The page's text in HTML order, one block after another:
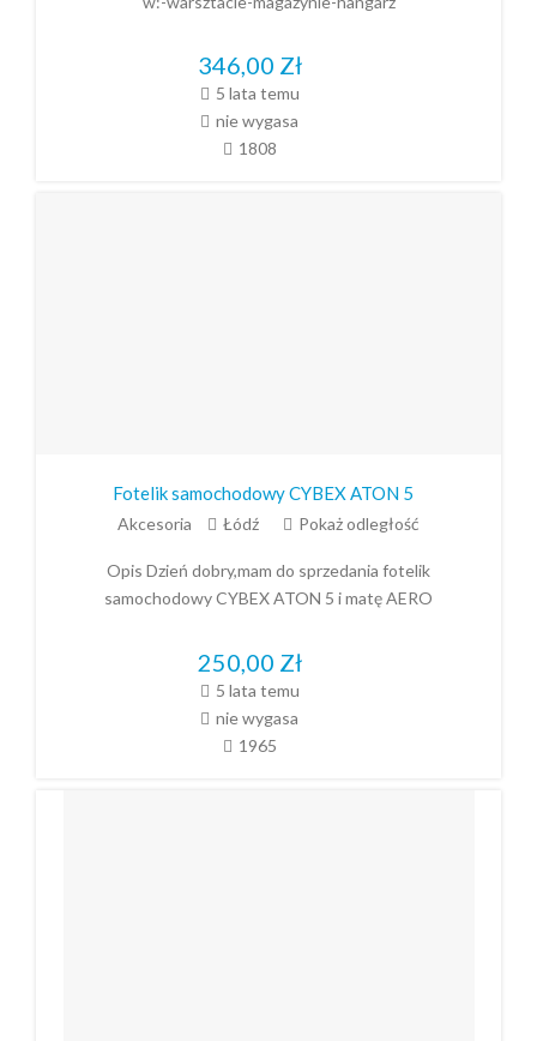
346,00 Zł
5 lata temu
nie wygasa
1808
Fotelik samochodowy CYBEX ATON 5
Akcesoria Łódź Pokaż odległość
Opis Dzień dobry,mam do sprzedania fotelik
samochodowy CYBEX ATON 5 i matę AERO
250,00 Zł
5 lata temu
nie wygasa
1965